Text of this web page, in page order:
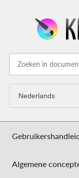
Algemene